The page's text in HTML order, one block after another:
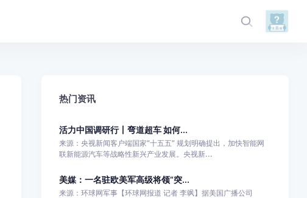
热门资讯
活力中国调研行丨弯道超车 如何...
来源：央视新闻客户端国家“十五五” 规划明确提出，加快智能网
联新能源汽车等战略性新兴产业发展。央视新...
美媒：一名驻欧美军高级将领“突...
来源：环球网军事【环球网报道 记者 李飒】据美国广播公司